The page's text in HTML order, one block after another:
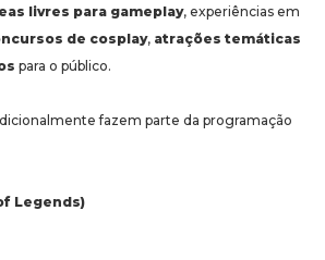
livres para gameplay, experiências em
de cosplay, atrações temáticas
para o público.
fazem parte da programação
Legends)